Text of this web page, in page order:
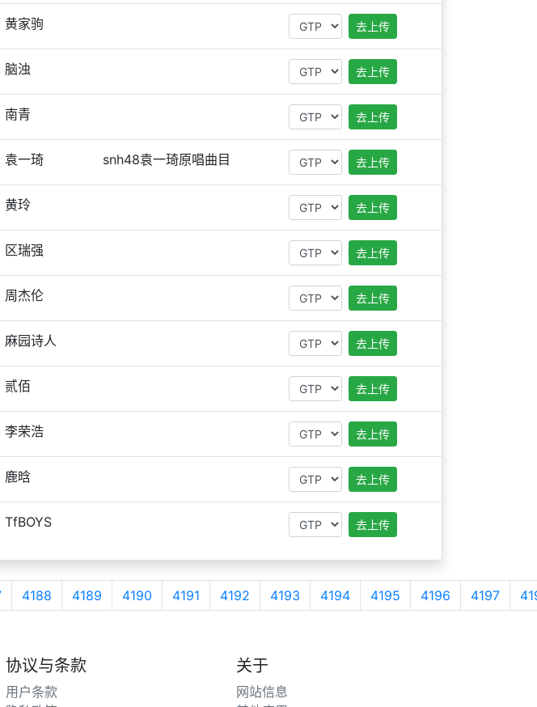
黄家驹 去上传
脑浊 去上传
南青 去上传
袁一琦 snh48袁一琦原唱曲目 去上传
黄玲 去上传
区瑞强 去上传
周杰伦 去上传
麻园诗人 去上传
贰佰 去上传
李荣浩 去上传
鹿晗 去上传
TfBOYS 去上传
4188 4189 4190 4191 4192 4193 4194 4195 4196 4197
协议与条款
用户条款
关于
网站信息